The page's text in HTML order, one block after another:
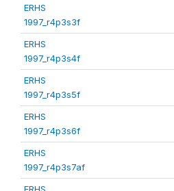
ERHS
1997_r4p3s3f
ERHS
1997_r4p3s4f
ERHS
1997_r4p3s5f
ERHS
1997_r4p3s6f
ERHS
1997_r4p3s7af
ERHS